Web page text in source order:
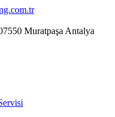
Muratpaşa Antalya